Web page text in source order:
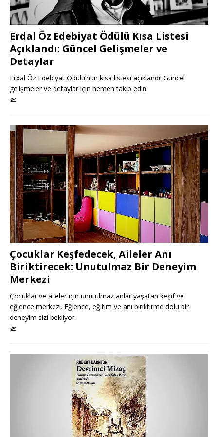
Erdal Öz Edebiyat Ödülü Kısa Listesi
Açıklandı: Güncel Gelişmeler ve
Detaylar
Erdal Öz Edebiyat Ödülü’nün kısa listesi açıklandı! Güncel
gelişmeler ve detaylar için hemen takip edin.
🛫
Çocuklar Keşfedecek, Aileler Anı
Biriktirecek: Unutulmaz Bir Deneyim
Merkezi
Çocuklar ve aileler için unutulmaz anlar yaşatan keşif ve
eğlence merkezi. Eğlence, eğitim ve anı biriktirme dolu bir
deneyim sizi bekliyor.
🛫